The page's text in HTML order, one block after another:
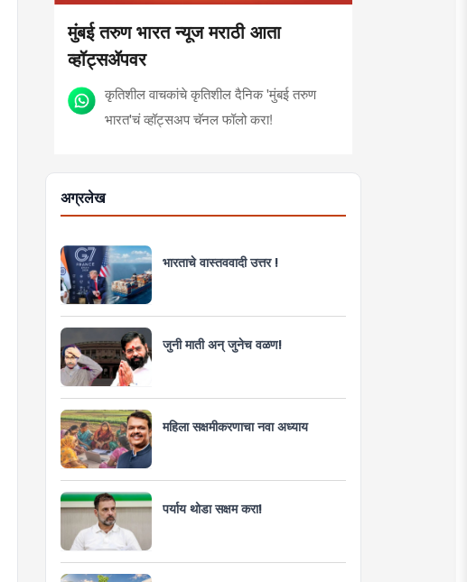
मुंबई तरुण भारत न्यूज मराठी आता
व्हॉट्सॲपवर
कृतिशील वाचकांचे कृतिशील दैनिक 'मुंबई तरुण
भारत'चं व्हॉट्सअप चॅनल फॉलो करा!
अग्रलेख
भारताचे वास्तववादी उत्तर !
जुनी माती अन् जुनेच वळण!
महिला सक्षमीकरणाचा नवा अध्याय
पर्याय थोडा सक्षम करा!